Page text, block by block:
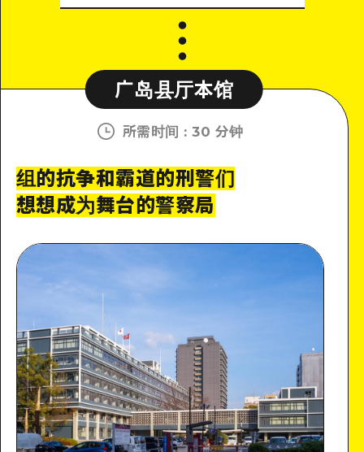
广岛县厅本馆
所需时间 :30 分钟
组的抗争和霸道的刑警们
想想成为舞台的警察局